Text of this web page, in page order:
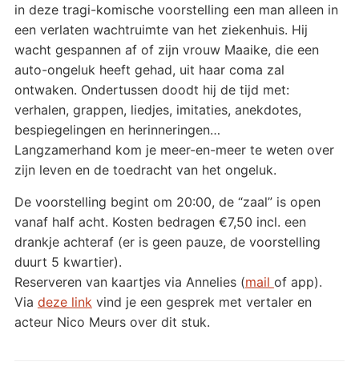
in deze tragi-komische voorstelling een man alleen in
een verlaten wachtruimte van het ziekenhuis. Hij
wacht gespannen af of zijn vrouw Maaike, die een
auto-ongeluk heeft gehad, uit haar coma zal
ontwaken. Ondertussen doodt hij de tijd met:
verhalen, grappen, liedjes, imitaties, anekdotes,
bespiegelingen en herinneringen…
Langzamerhand kom je meer-en-meer te weten over
zijn leven en de toedracht van het ongeluk.
De voorstelling begint om 20:00, de “zaal” is open
vanaf half acht. Kosten bedragen €7,50 incl. een
drankje achteraf (er is geen pauze, de voorstelling
duurt 5 kwartier).
Reserveren van kaartjes via Annelies (mail of app).
Via deze link vind je een gesprek met vertaler en
acteur Nico Meurs over dit stuk.